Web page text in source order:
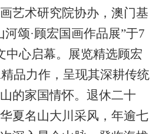
艺术研究院协办，澳门基
颂·顾宏国画作品展”于7
中心启幕。展览精选顾宏
品力作，呈现其深耕传统
的家国情怀。退休二十
夏名山大川采风，年逾七